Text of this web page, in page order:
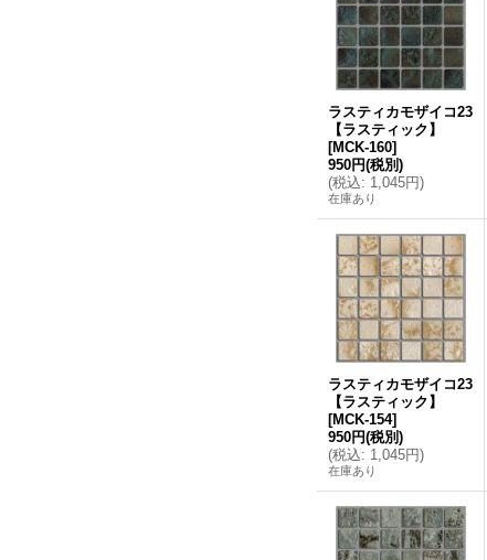
ラスティカモザイコ23
【ラスティック】
[MCK-160]
950円(税別)
(税込: 1,045円)
在庫あり
ラスティカモザイコ23
【ラスティック】
[MCK-154]
950円(税別)
(税込: 1,045円)
在庫あり